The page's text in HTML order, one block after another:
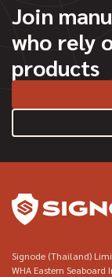
Join
who rely
products
Signode (Thailand)
WHA Eastern Seaboard